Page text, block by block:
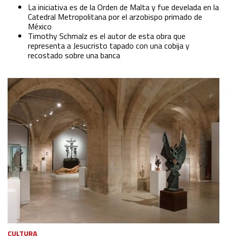
La iniciativa es de la Orden de Malta y fue develada en la
Catedral Metropolitana por el arzobispo primado de
México
Timothy Schmalz es el autor de esta obra que
representa a Jesucristo tapado con una cobija y
recostado sobre una banca
CULTURA